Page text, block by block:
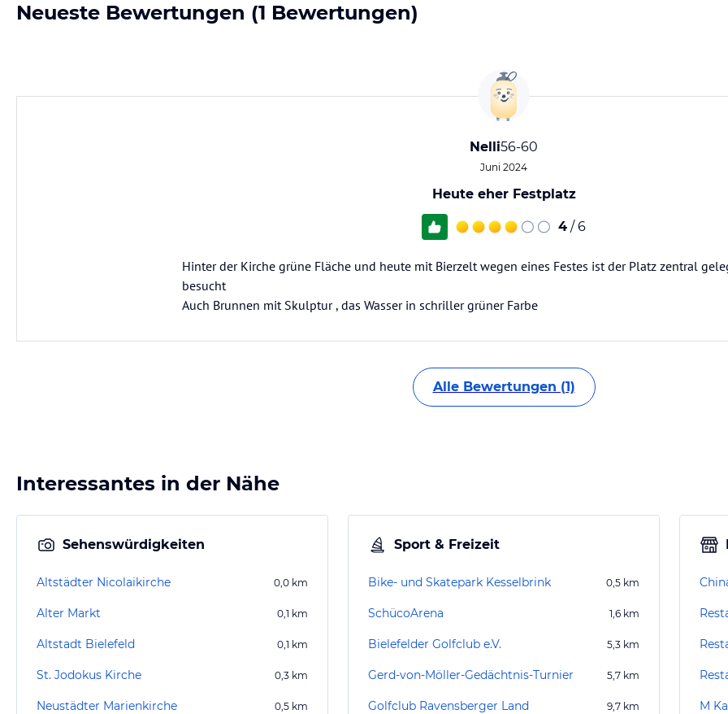
Neueste Bewertungen (1 Bewertungen)
Nelli56-60
Juni 2024
Heute eher Festplatz
4 / 6
Hinter der Kirche grüne Fläche und heute mit Bierzelt wegen eines Festes ist der Platz zentral
besucht
Auch Brunnen mit Skulptur , das Wasser in schriller grüner Farbe
Alle Bewertungen (1)
Interessantes in der Nähe
Sehenswürdigkeiten
Altstädter Nicolaikirche 0,0 km
Alter Markt 0,1 km
Altstadt Bielefeld 0,1 km
St. Jodokus Kirche 0,3 km
Neustädter Marienkirche 0,5 km
Sport & Freizeit
Bike- und Skatepark Kesselbrink 0,5 km
SchücoArena 1,6 km
Bielefelder Golfclub e.V. 5,3 km
Gerd-von-Möller-Gedächtnis-Turnier 5,7 km
Golfclub Ravensberger Land 9,7 km M